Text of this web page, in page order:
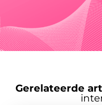
Gerelateerde